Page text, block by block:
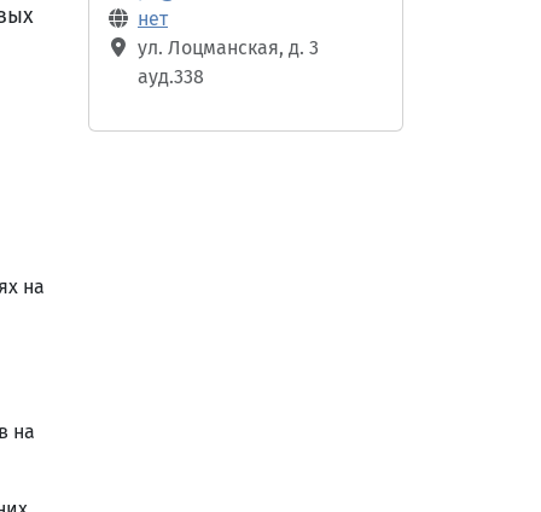
на
на
нет
ул. Лоцманская, д. 3
ауд.338